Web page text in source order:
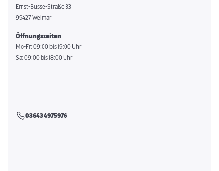
Ernst-Busse-Straße 33
99427 Weimar
Öffnungszeiten
Mo-Fr: 09:00 bis 19:00 Uhr
Sa: 09:00 bis 18:00 Uhr
03643 4975976